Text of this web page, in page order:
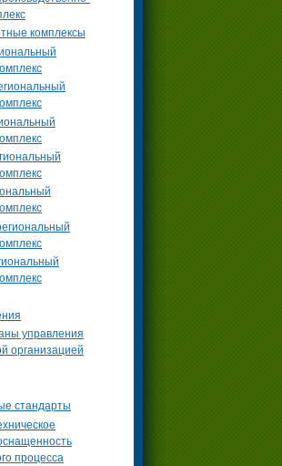
комплексы
управления
организацией
стандарты
процесса